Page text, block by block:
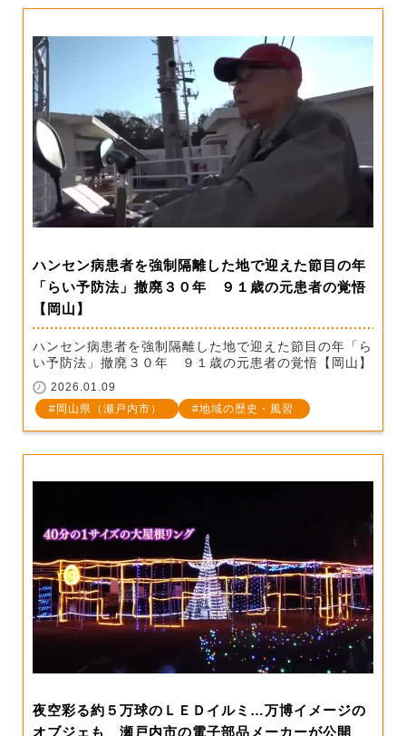
ハンセン病患者を強制隔離した地で迎えた節目の年
「らい予防法」撤廃３０年 ９１歳の元患者の覚悟
【岡山】
ハンセン病患者を強制隔離した地で迎えた節目の年「ら
い予防法」撤廃３０年 ９１歳の元患者の覚悟【岡山】
2026.01.09
岡山県（瀬戸内市）
地域の歴史・風習
夜空彩る約５万球のＬＥＤイルミ…万博イメージの
オブジェも 瀬戸内市の電子部品メーカーが公開